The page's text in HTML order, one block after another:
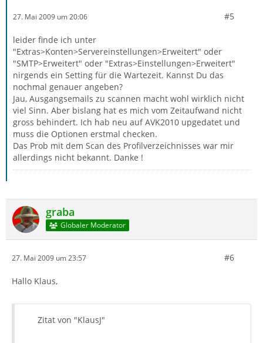
27. Mai 2009 um 20:06 #5
leider finde ich unter
"Extras>Konten>Servereinstellungen>Erweitert" oder
"SMTP>Erweitert" oder "Extras>Einstellungen>Erweitert"
nirgends ein Setting für die Wartezeit. Kannst Du das
nochmal genauer angeben?
Jau, Ausgangsemails zu scannen macht wohl wirklich nicht
viel Sinn. Aber bislang hat es mich vom Zeitaufwand nicht
gross behindert. Ich hab neu auf AVK2010 upgedatet und
muss die Optionen erstmal checken.
Das Prob mit dem Scan des Profilverzeichnisses war mir
allerdings nicht bekannt. Danke !
graba
Globaler Moderator
27. Mai 2009 um 23:57 #6
Hallo Klaus,
Zitat von "KlausJ"